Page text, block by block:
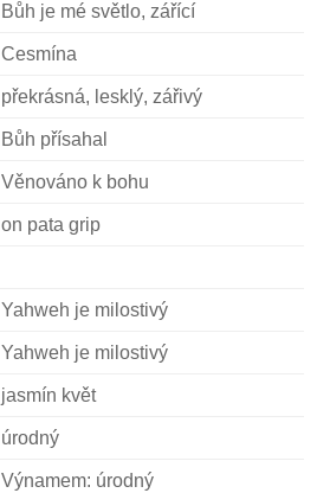
Bůh je mé světlo, zářící
Cesmína
překrásná, lesklý, zářivý
Bůh přísahal
Věnováno k bohu
on pata grip
Yahweh je milostivý
Yahweh je milostivý
jasmín květ
úrodný
Výnamem: úrodný